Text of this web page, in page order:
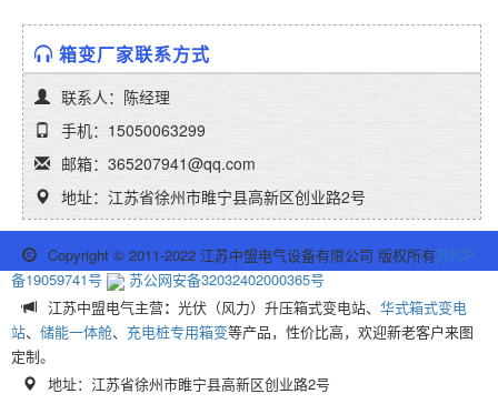
箱变厂家联系方式
联系人：陈经理
手机：15050063299
邮箱：365207941@qq.com
地址：江苏省徐州市睢宁县高新区创业路2号
Copyright © 2011-2022 江苏中盟电气设备有限公司 版权所有苏ICP
备19059741号
苏公网安备32032402000365号
江苏中盟电气主营： 光伏（风力）升压箱式变电站、 华式箱式变电
站、 储能一体舱、 充电桩专用箱变等产品，性价比高，欢迎新老客户来图
定制。
地址：江苏省徐州市睢宁县高新区创业路2号